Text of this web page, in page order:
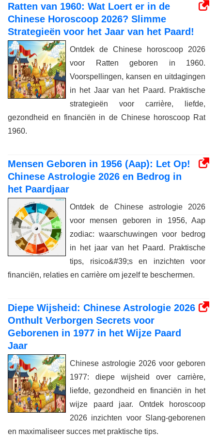
Ratten van 1960: Wat Loert er in de
Chinese Horoscoop 2026? Slimme
Strategieën voor het Jaar van het Paard!
Ontdek de Chinese horoscoop 2026
voor Ratten geboren in 1960.
Voorspellingen, kansen en uitdagingen
in het Jaar van het Paard. Praktische
strategieën voor carrière, liefde,
gezondheid en financiën in de Chinese horoscoop Rat
1960.
Mensen Geboren in 1956 (Aap): Let Op!
Chinese Astrologie 2026 en Bedrog in
het Paardjaar
Ontdek de Chinese astrologie 2026
voor mensen geboren in 1956, Aap
zodiac: waarschuwingen voor bedrog
in het jaar van het Paard. Praktische
tips, risico&#39;s en inzichten voor
financiën, relaties en carrière om jezelf te beschermen.
Diepe Wijsheid: Chinese Astrologie 2026
Onthult Verborgen Secrets voor
Geborenen in 1977 in het Wijze Paard
Jaar
Chinese astrologie 2026 voor geboren
1977: diepe wijsheid over carrière,
liefde, gezondheid en financiën in het
wijze paard jaar. Ontdek horoscoop
2026 inzichten voor Slang-geborenen
en maximaliseer succes met praktische tips.